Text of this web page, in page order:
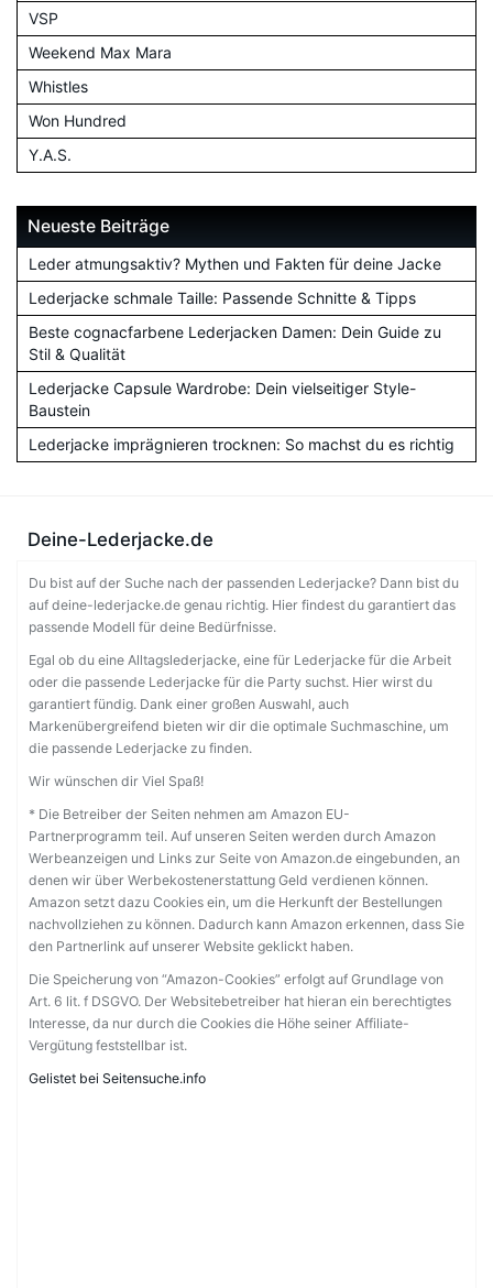
VSP
Weekend Max Mara
Whistles
Won Hundred
Y.A.S.
Neueste Beiträge
Leder atmungsaktiv? Mythen und Fakten für deine Jacke
Lederjacke schmale Taille: Passende Schnitte & Tipps
Beste cognacfarbene Lederjacken Damen: Dein Guide zu
Stil & Qualität
Lederjacke Capsule Wardrobe: Dein vielseitiger Style-
Baustein
Lederjacke imprägnieren trocknen: So machst du es richtig
Deine-Lederjacke.de
Du bist auf der Suche nach der passenden Lederjacke? Dann bist du
auf deine-lederjacke.de genau richtig. Hier findest du garantiert das
passende Modell für deine Bedürfnisse.
Egal ob du eine Alltagslederjacke, eine für Lederjacke für die Arbeit
oder die passende Lederjacke für die Party suchst. Hier wirst du
garantiert fündig. Dank einer großen Auswahl, auch
Markenübergreifend bieten wir dir die optimale Suchmaschine, um
die passende Lederjacke zu finden.
Wir wünschen dir Viel Spaß!
* Die Betreiber der Seiten nehmen am Amazon EU-
Partnerprogramm teil. Auf unseren Seiten werden durch Amazon
Werbeanzeigen und Links zur Seite von Amazon.de eingebunden, an
denen wir über Werbekostenerstattung Geld verdienen können.
Amazon setzt dazu Cookies ein, um die Herkunft der Bestellungen
nachvollziehen zu können. Dadurch kann Amazon erkennen, dass Sie
den Partnerlink auf unserer Website geklickt haben.
Die Speicherung von “Amazon-Cookies” erfolgt auf Grundlage von
Art. 6 lit. f DSGVO. Der Websitebetreiber hat hieran ein berechtigtes
Interesse, da nur durch die Cookies die Höhe seiner Affiliate-
Vergütung feststellbar ist.
Gelistet bei Seitensuche.info